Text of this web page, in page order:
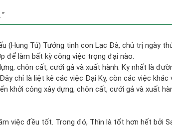
(Hung Tú) Tướng tinh con Lạc Đà, chủ trị ngày
để làm bất kỳ công việc trọng đại nào.
chôn cất, cưới gả và xuất hành. Kỵ nhất là
chỉ là liệt kê các việc Đại Kỵ, còn các việc khác
khởi công xây dựng, chôn cất, cưới gả và xuất
việc đều tốt. Trong đó, Thìn là tốt hơn hết bởi